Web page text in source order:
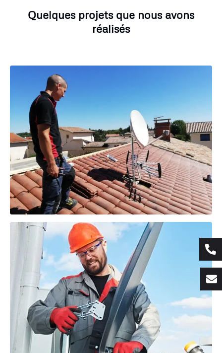
Quelques projets que nous avons
réalisés